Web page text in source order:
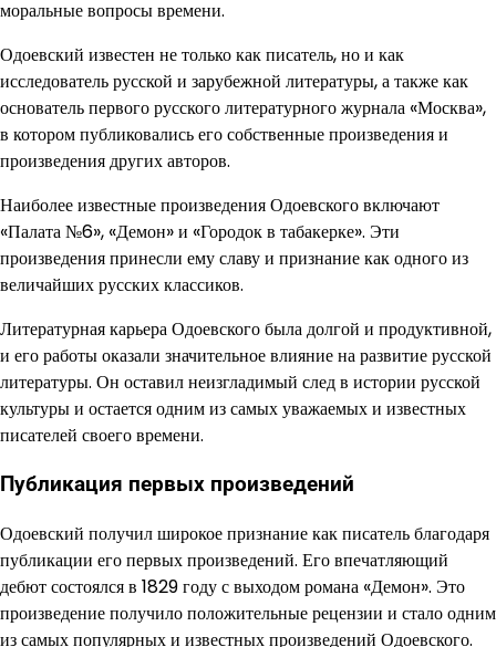
моральные вопросы времени.
Одоевский известен не только как писатель, но и как
исследователь русской и зарубежной литературы, а также как
основатель первого русского литературного журнала «Москва»,
в котором публиковались его собственные произведения и
произведения других авторов.
Наиболее известные произведения Одоевского включают
«Палата №6», «Демон» и «Городок в табакерке». Эти
произведения принесли ему славу и признание как одного из
величайших русских классиков.
Литературная карьера Одоевского была долгой и продуктивной,
и его работы оказали значительное влияние на развитие русской
литературы. Он оставил неизгладимый след в истории русской
культуры и остается одним из самых уважаемых и известных
писателей своего времени.
Публикация первых произведений
Одоевский получил широкое признание как писатель благодаря
публикации его первых произведений. Его впечатляющий
дебют состоялся в 1829 году с выходом романа «Демон». Это
произведение получило положительные рецензии и стало одним
из самых популярных и известных произведений Одоевского.